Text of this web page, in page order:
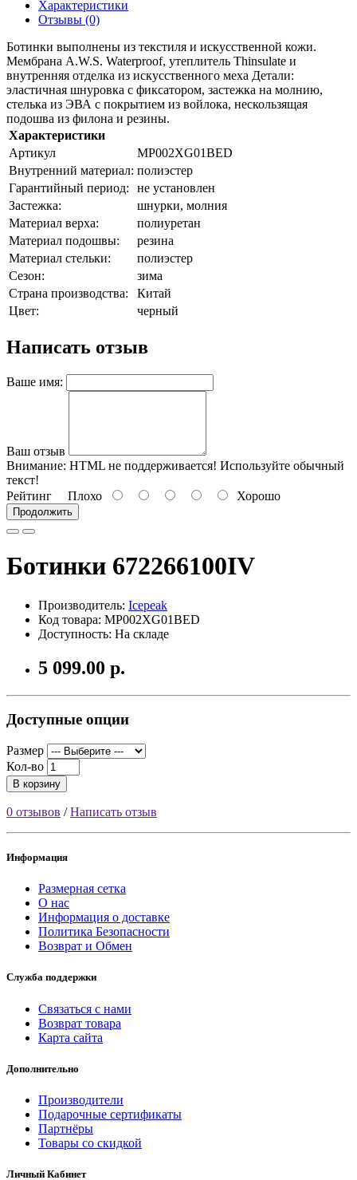
Характеристики
Отзывы (0)
Ботинки выполнены из текстиля и искусственной кожи.
Мембрана A.W.S. Waterproof, утеплитель Thinsulate и
внутренняя отделка из искусственного меха Детали:
эластичная шнуровка с фиксатором, застежка на молнию,
стелька из ЭВА с покрытием из войлока, нескользящая
подошва из филона и резины.
Характеристики
Артикул
MP002XG01BED
Внутренний материал: полиэстер
Гарантийный период:
не установлен
Застежка:
шнурки, молния
Материал верха:
полиуретан
Материал подошвы:
резина
Материал стельки:
полиэстер
Сезон:
зима
Страна производства:
Китай
Цвет:
черный
Написать отзыв
Ваше имя:
Ваш отзыв
Внимание: HTML не поддерживается! Используйте обычный
текст!
Рейтинг Плохо Хорошо
Продолжить
Ботинки 672266100IV
Производитель: Icepeak
Код товара: MP002XG01BED
Доступность: На складе
5 099.00 р.
Доступные опции
Размер
Кол-во
В корзину
0 отзывов /Написать отзыв
Информация
Размерная сетка
О нас
Информация о доставке
Политика Безопасности
Возврат и Обмен
Служба поддержки
Связаться с нами
Возврат товара
Карта сайта
Дополнительно
Производители
Подарочные сертификаты
Партнёры
Товары со скидкой
Личный Кабинет